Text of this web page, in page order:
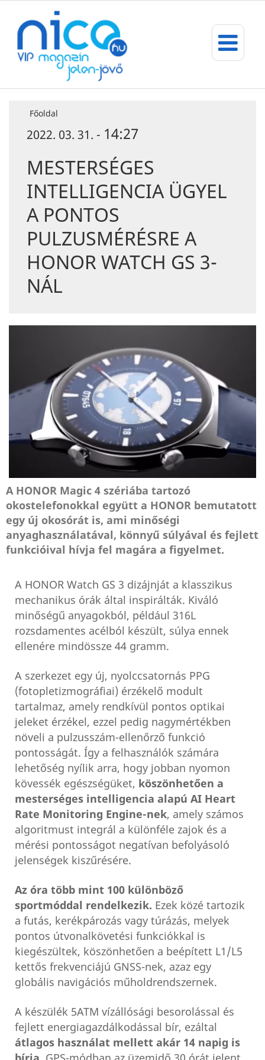
Főoldal
2022. 03. 31. - 14:27
MESTERSÉGES
INTELLIGENCIA ÜGYEL
A PONTOS
PULZUSMÉRÉSRE A
HONOR WATCH GS 3-
NÁL
A HONOR Magic 4 szériába tartozó
okostelefonokkal együtt a HONOR bemutatott
egy új okosórát is, ami minőségi
anyaghasználatával, könnyű súlyával és fejlett
funkcióival hívja fel magára a figyelmet.
A HONOR Watch GS 3 dizájnját a klasszikus
mechanikus órák által inspirálták. Kiváló
minőségű anyagokból, például 316L
rozsdamentes acélból készült, súlya ennek
ellenére mindössze 44 gramm.
A szerkezet egy új, nyolccsatornás PPG
(fotopletizmográfiai) érzékelő modult
tartalmaz, amely rendkívül pontos optikai
jeleket érzékel, ezzel pedig nagymértékben
növeli a pulzusszám-ellenőrző funkció
pontosságát. Így a felhasználók számára
lehetőség nyílik arra, hogy jobban nyomon
kövessék egészségüket, köszönhetően a
mesterséges intelligencia alapú AI Heart
Rate Monitoring Engine-nek, amely számos
algoritmust integrál a különféle zajok és a
mérési pontosságot negatívan befolyásoló
jelenségek kiszűrésére.
Az óra több mint 100 különböző
sportmóddal rendelkezik. Ezek közé tartozik
a futás, kerékpározás vagy túrázás, melyek
pontos útvonalkövetési funkciókkal is
kiegészültek, köszönhetően a beépített L1/L5
kettős frekvenciájú GNSS-nek, azaz egy
globális navigációs műholdrendszernek.
A készülék 5ATM vízállósági besorolással és
fejlett energiagazdálkodással bír, ezáltal
átlagos használat mellett akár 14 napig is